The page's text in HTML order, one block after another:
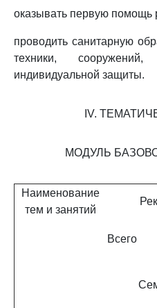
оказывать первую
проводить санитарную
техники,
индивидуальной защиты.
IV.
МОДУЛЬ
Наименование
тем и занятий
Всего